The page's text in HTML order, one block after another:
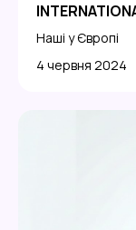
Наші у Європі
4 червня 2024